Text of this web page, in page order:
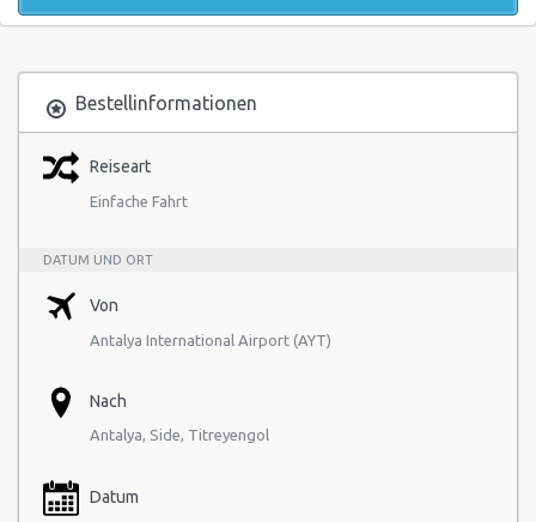
Bestellinformationen
Reiseart
Einfache Fahrt
DATUM UND ORT
Von
Antalya International Airport (AYT)
Nach
Antalya, Side, Titreyengol
Datum